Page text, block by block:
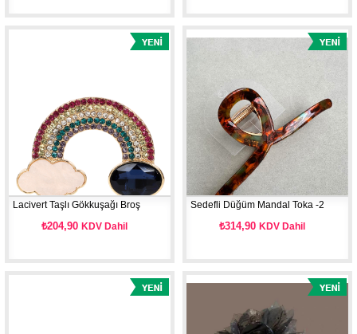
Lacivert Taşlı Gökkuşağı Broş
₺204,90KDV Dahil
Sedefli Düğüm Mandal Toka -2
₺314,90KDV Dahil